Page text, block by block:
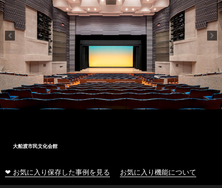
大船渡市民文化会館
❤ お気に入り保存した事例を見る お気に入り機能について